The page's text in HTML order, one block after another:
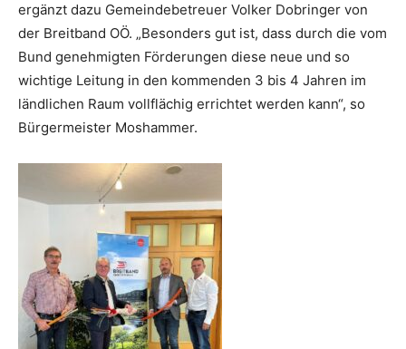
ergänzt dazu Gemeindebetreuer Volker Dobringer von
der Breitband OÖ. „Besonders gut ist, dass durch die vom
Bund genehmigten Förderungen diese neue und so
wichtige Leitung in den kommenden 3 bis 4 Jahren im
ländlichen Raum vollflächig errichtet werden kann“, so
Bürgermeister Moshammer.